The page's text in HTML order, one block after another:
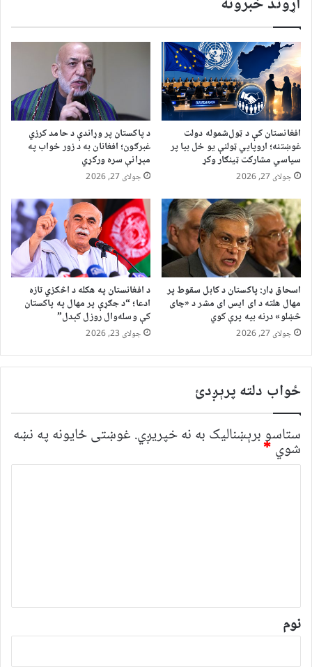
افغانستان کې د ټول‌شموله دولت
غوښتنه؛ اروپايي ټولنې یو ځل بیا پر
سیاسي مشارکت ټینګار وکړ
جولای 27, 2026
د پاکستان پر وړاندې د حامد کرزي
غبرګون؛ افغانان به د زور ځواب په
مېړانې سره ورکړي
جولای 27, 2026
اسحاق ډار: پاکستان د کابل سقوط پر
مهال هلته د ای ایس ای مشر د «چای
څښلو» درنه بیه پرې کوي
جولای 27, 2026
د افغانستان په هکله د اڅکزي تازه
ادعا؛ “د جګړې پر مهال په پاکستان
کې وسله‌وال روزل کېدل”
جولای 23, 2026
ځواب دلته پرېږدئ
ستاسو برېښناليک به نه خپريږي. غوښتى ځایونه په نښه
شوي *
*
نوم